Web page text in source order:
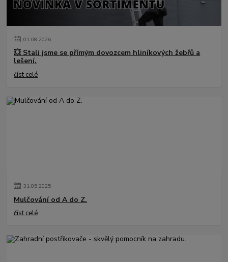
01.08.2026
💥 Stali jsme se přímým dovozcem hliníkových žebřů a
lešení.
číst celé
31.05.2025
Mulčování od A do Z.
číst celé